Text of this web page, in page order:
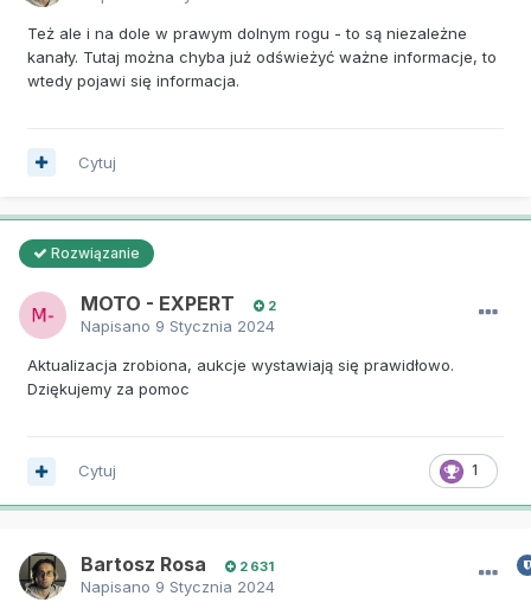
Też ale i na dole w prawym dolnym rogu - to są niezależne
kanały. Tutaj można chyba już odświeżyć ważne informacje, to
wtedy pojawi się informacja.
Cytuj
Rozwiązanie
MOTO - EXPERT 2
Napisano 9 Stycznia 2024
Aktualizacja zrobiona, aukcje wystawiają się prawidłowo.
Dziękujemy za pomoc
1
Cytuj
Bartosz Rosa 2 631
Napisano 9 Stycznia 2024